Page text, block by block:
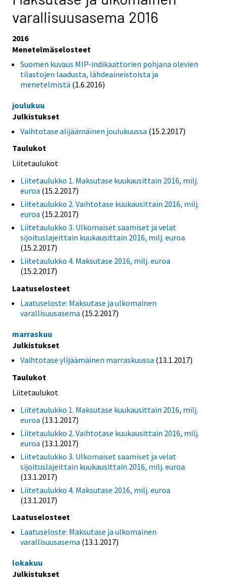
varallisuusasema 2016
2016
Menetelmäselosteet
Suomen kuvaus MIP-indikaattorien pohjana olevien
tilastojen laadusta, lähdeaineistoista ja
menetelmistä (1.6.2016)
joulukuu
Julkistukset
Vaihtotase alijäämäinen joulukuussa (15.2.2017)
Taulukot
Liitetaulukot
Liitetaulukko 1. Maksutase kuukausittain 2016, milj.
euroa (15.2.2017)
Liitetaulukko 2. Vaihtotase kuukausittain 2016, milj.
euroa (15.2.2017)
Liitetaulukko 3. Ulkomaiset saamiset ja velat
sijoituslajeittain kuukausittain 2016, milj. euroa
(15.2.2017)
Liitetaulukko 4. Maksutase 2016, milj. euroa
(15.2.2017)
Laatuselosteet
Laatuseloste: Maksutase ja ulkomainen
varallisuusasema (15.2.2017)
marraskuu
Julkistukset
Vaihtotase ylijäämäinen marraskuussa (13.1.2017)
Taulukot
Liitetaulukot
Liitetaulukko 1. Maksutase kuukausittain 2016, milj.
euroa (13.1.2017)
Liitetaulukko 2. Vaihtotase kuukausittain 2016, milj.
euroa (13.1.2017)
Liitetaulukko 3. Ulkomaiset saamiset ja velat
sijoituslajeittain kuukausittain 2016, milj. euroa
(13.1.2017)
Liitetaulukko 4. Maksutase 2016, milj. euroa
(13.1.2017)
Laatuselosteet
Laatuseloste: Maksutase ja ulkomainen
varallisuusasema (13.1.2017)
lokakuu
Julkistukset